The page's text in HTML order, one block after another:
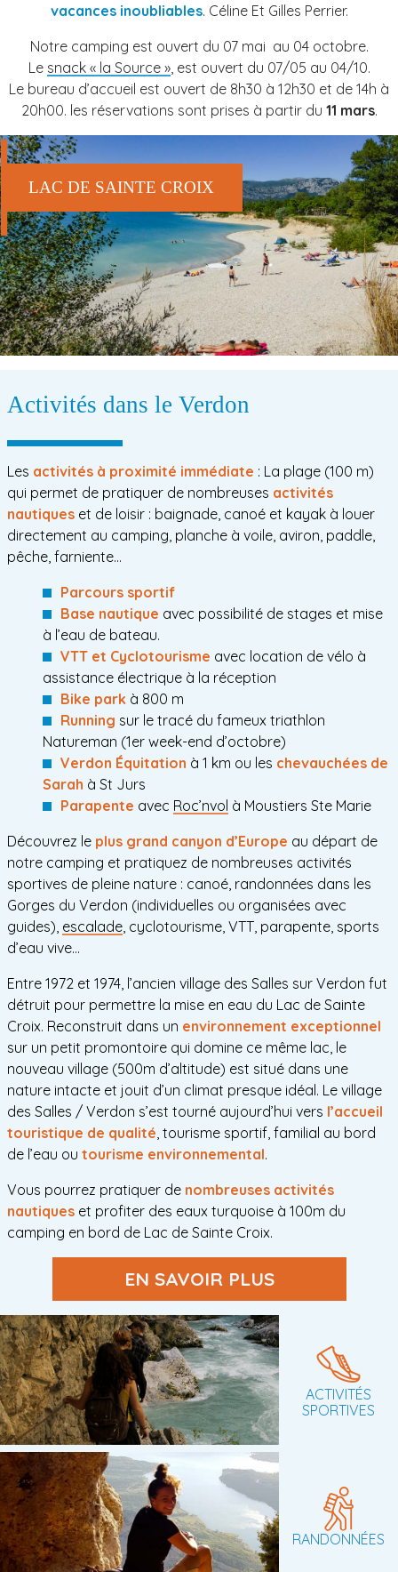
vacances inoubliables. Céline Et Gilles Perrier.
Notre camping est ouvert du 07 mai au 04 octobre.
Le snack « la Source », est ouvert du 07/05 au 04/10.
Le bureau d’accueil est ouvert de 8h30 à 12h30 et de 14h à
20h00. les réservations sont prises à partir du 11 mars.
LAC DE SAINTE CROIX
ACTIVITÉS
SPORTIVES
RANDONNÉES
Activités dans le Verdon
Les activités à proximité immédiate : La plage (100 m)
qui permet de pratiquer de nombreuses activités
nautiques et de loisir : baignade, canoé et kayak à louer
directement au camping, planche à voile, aviron, paddle,
pêche, farniente…
Parcours sportif
Base nautique avec possibilité de stages et mise
à l’eau de bateau.
VTT et Cyclotourisme avec location de vélo à
assistance électrique à la réception
Bike park à 800 m
Running sur le tracé du fameux triathlon
Natureman (1er week-end d’octobre)
Verdon Équitation à 1 km ou les chevauchées de
Sarah à St Jurs
Parapente avec Roc’nvol à Moustiers Ste Marie
Découvrez le plus grand canyon d’Europe au départ de
notre camping et pratiquez de nombreuses activités
sportives de pleine nature : canoé, randonnées dans les
Gorges du Verdon (individuelles ou organisées avec
guides), escalade, cyclotourisme, VTT, parapente, sports
d’eau vive…
Entre 1972 et 1974, l’ancien village des Salles sur Verdon fut
détruit pour permettre la mise en eau du Lac de Sainte
Croix. Reconstruit dans un environnement exceptionnel
sur un petit promontoire qui domine ce même lac, le
nouveau village (500m d’altitude) est situé dans une
nature intacte et jouit d’un climat presque idéal. Le village
des Salles / Verdon s’est tourné aujourd’hui vers l’accueil
touristique de qualité, tourisme sportif, familial au bord
de l’eau ou tourisme environnemental.
Vous pourrez pratiquer de nombreuses activités
nautiques et profiter des eaux turquoise à 100m du
camping en bord de Lac de Sainte Croix.
EN SAVOIR PLUS